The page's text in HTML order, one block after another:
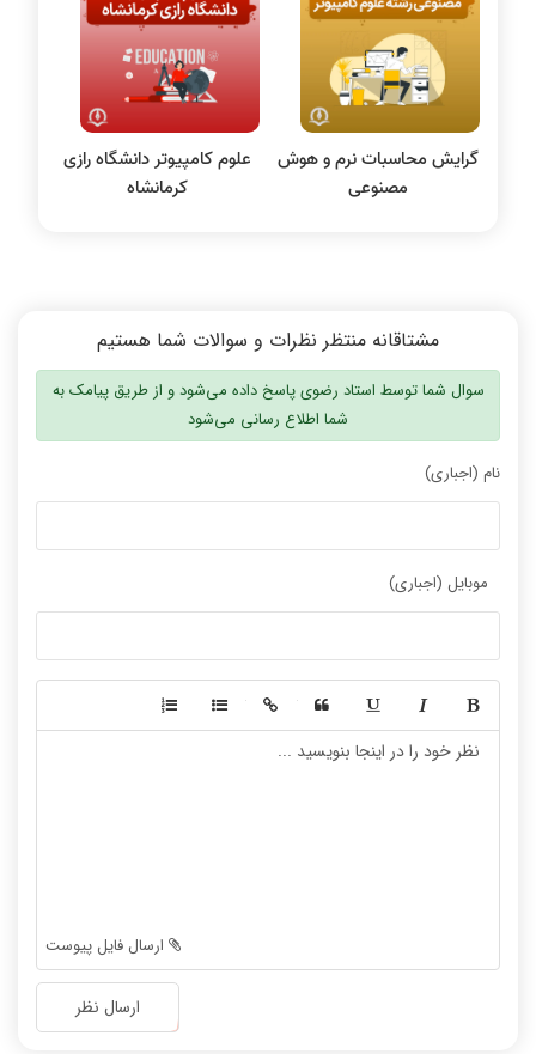
نظریه زبانها
سیگنال و سیستمها
گرایش محاسبات نرم و هوش
مصنوعی
علوم کامپیوتر دانشگاه رازی
کرمانشاه
مشتاقانه منتظر نظرات و سوالات شما هستیم
سوال شما توسط استاد رضوی پاسخ داده می‌شود و از طریق پیامک به
شما اطلاع رسانی می‌شود
نام (اجباری)
موبایل (اجباری)
-
-
-
-
-
-
ارسال نظر